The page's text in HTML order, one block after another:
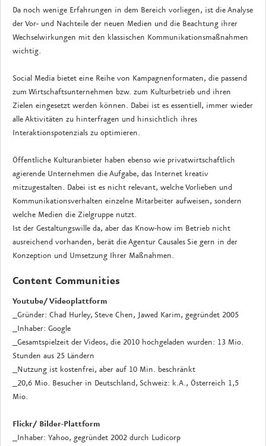
Da noch wenige Erfahrungen in dem Bereich vorliegen, ist die Analyse
der Vor- und Nachteile der neuen Medien und die Beachtung ihrer
Wechselwirkungen mit den klassischen Kommunikationsmaßnahmen
wichtig.
Social Media bietet eine Reihe von Kampagnenformaten, die passend
zum Wirtschaftsunternehmen bzw. zum Kulturbetrieb und ihren
Zielen eingesetzt werden können. Dabei ist es essentiell, immer wieder
alle Aktivitäten zu hinterfragen und hinsichtlich ihres
Interaktionspotenzials zu optimieren.
Öffentliche Kulturanbieter haben ebenso wie privatwirtschaftlich
agierende Unternehmen die Aufgabe, das Internet kreativ
mitzugestalten. Dabei ist es nicht relevant, welche Vorlieben und
Kommunikationsverhalten einzelne Mitarbeiter aufweisen, sondern
welche Medien die Zielgruppe nutzt.
Ist der Gestaltungswille da, aber das Know-how im Betrieb nicht
ausreichend vorhanden, berät die Agentur Causales Sie gern in der
Konzeption und Umsetzung Ihrer Maßnahmen.
Content Communities
Youtube/ Videoplattform
_Gründer: Chad Hurley, Steve Chen, Jawed Karim, gegründet 2005
_Inhaber: Google
_Gesamtspielzeit der Videos, die 2010 hochgeladen wurden: 13 Mio.
Stunden aus 25 Ländern
_Nutzung ist kostenfrei, aber auf 10 Min. beschränkt
_20,6 Mio. Besucher in Deutschland, Schweiz: k.A., Österreich 1,5
Mio.
Flickr/ Bilder-Plattform
_Inhaber: Yahoo, gegründet 2002 durch Ludicorp